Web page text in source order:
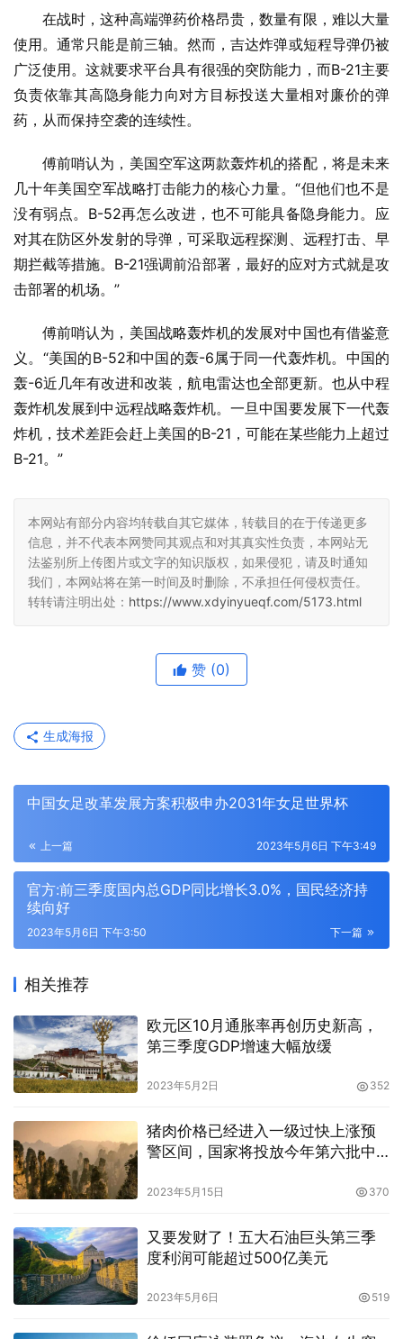
在战时，这种高端弹药价格昂贵，数量有限，难以大量
使用。通常只能是前三轴。然而，吉达炸弹或短程导弹仍被
广泛使用。这就要求平台具有很强的突防能力，而B-21主要
负责依靠其高隐身能力向对方目标投送大量相对廉价的弹
药，从而保持空袭的连续性。
傅前哨认为，美国空军这两款轰炸机的搭配，将是未来
几十年美国空军战略打击能力的核心力量。“但他们也不是
没有弱点。B-52再怎么改进，也不可能具备隐身能力。应
对其在防区外发射的导弹，可采取远程探测、远程打击、早
期拦截等措施。B-21强调前沿部署，最好的应对方式就是攻
击部署的机场。”
傅前哨认为，美国战略轰炸机的发展对中国也有借鉴意
义。“美国的B-52和中国的轰-6属于同一代轰炸机。中国的
轰-6近几年有改进和改装，航电雷达也全部更新。也从中程
轰炸机发展到中远程战略轰炸机。一旦中国要发展下一代轰
炸机，技术差距会赶上美国的B-21，可能在某些能力上超过
B-21。”
本网站有部分内容均转载自其它媒体，转载目的在于传递更多
信息，并不代表本网赞同其观点和对其真实性负责，本网站无
法鉴别所上传图片或文字的知识版权，如果侵犯，请及时通知
我们，本网站将在第一时间及时删除，不承担任何侵权责任。
转转请注明出处： https://www.xdyinyueqf.com/5173.html
赞 (0)
生成海报
中国女足改革发展方案积极申办2031年女足世界杯
上一篇 2023年5月6日 下午3:49
官方:前三季度国内总GDP同比增长3.0%，国民经济持
续向好
下一篇
2023年5月6日 下午3:50
相关推荐
欧元区10月通胀率再创历史新高，
第三季度GDP增速大幅放缓
2023年5月2日 352
猪肉价格已经进入一级过快上涨预
警区间，国家将投放今年第六批中
2023年5月15日 370
又要发财了！五大石油巨头第三季
度利润可能超过500亿美元
2023年5月6日 519